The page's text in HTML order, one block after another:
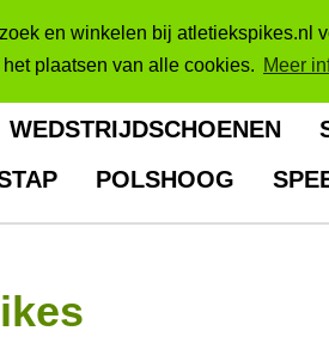
en winkelen bij atletiekspikes.nl
plaatsen van alle cookies. Meer
WEDSTRIJDSCHOENEN
POLSHOOG